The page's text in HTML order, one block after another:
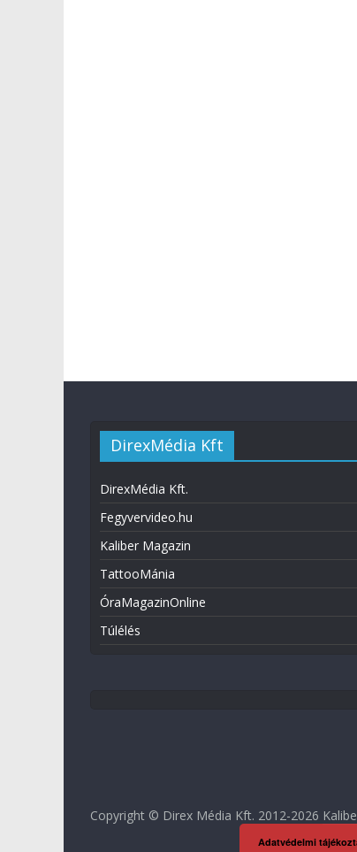
DirexMédia Kft
DirexMédia Kft.
Fegyvervideo.hu
Kaliber Magazin
TattooMánia
ÓraMagazinOnline
Túlélés
Copyright © Direx Média Kft. 2012-2026
Adatvédelmi